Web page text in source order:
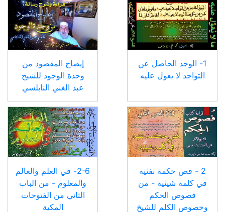
1- الوجد الحاصل عن
التواجد لا يعول عليه
إيضاح المقصود من
وحدة الوجود للشيخ
عبد الغني النابلسي
2 - فص حكمة نفثية
في كلمة شيثية - من
فصوص الحكم
وخصوص الكلم للشيخ
2-6- في العلم والعالم
والمعلوم - من الباب
الثاني من الفتوحات
المكية